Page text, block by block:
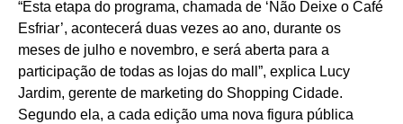
“Esta etapa do programa, chamada de ‘Não Deixe o Café
Esfriar’, acontecerá duas vezes ao ano, durante os
meses de julho e novembro, e será aberta para a
participação de todas as lojas do mall”, explica Lucy
Jardim, gerente de marketing do Shopping Cidade.
Segundo ela, a cada edição uma nova figura pública